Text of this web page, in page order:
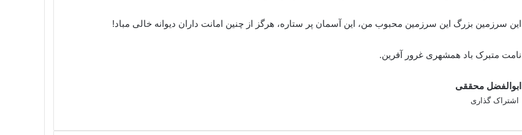
این سرزمین بزرگ این سرزمین محبوب من، این آسمان پر ستاره، هرگز از چنین امانت داران دیوانه خالی مباد!
نامت متبرک باد همشهری غرور آفرین.
ابوالفضل محققی
اشتراک گذاری